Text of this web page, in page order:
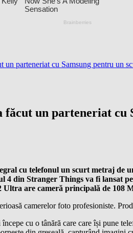
un parteneriat cu Samsung pentru un
făcut un parteneriat
cu telefonul un scurt metraj de
4 din Stranger Things va fi lansat
Ultra are cameră principală de 108
camerelor foto profesioniste.
cu o tânără care care își pune